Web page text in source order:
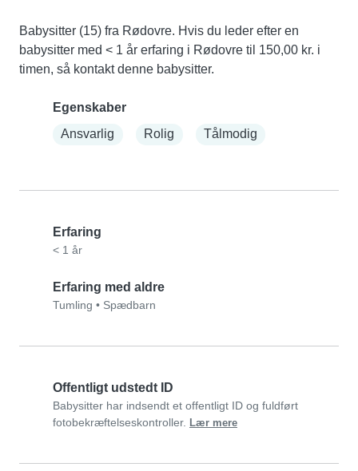
Babysitter (15) fra Rødovre. Hvis du leder efter en
babysitter med < 1 år erfaring i Rødovre til 150,00 kr. i
timen, så kontakt denne babysitter.
Egenskaber
Ansvarlig
Rolig Tålmodig
Erfaring
< 1 år
Erfaring med aldre
Tumling • Spædbarn
Offentligt udstedt ID
Babysitter har indsendt et offentligt ID og fuldført
fotobekræftelseskontroller.
Lær mere